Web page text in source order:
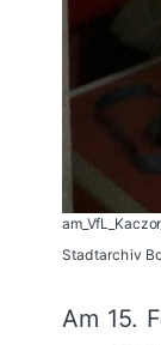
Stadtarchiv
Am 15.